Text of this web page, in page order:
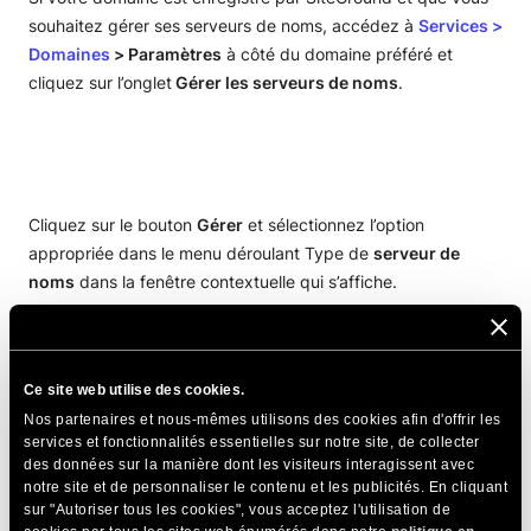
Ce site web utilise des cookies.
Nos partenaires et nous-mêmes utilisons des cookies afin d'offrir les
services et fonctionnalités essentielles sur notre site, de collecter
des données sur la manière dont les visiteurs interagissent avec
notre site et de personnaliser le contenu et les publicités. En cliquant
sur "Autoriser tous les cookies", vous acceptez l'utilisation de
Configurer votre site web
Sélectionnez un domaine pour votre site
Ajouter un protocole SSL à votre site
Géstion des domaines
Transférez votre domaine vers SiteGround
Gérer les informations du registrant de votre
domaine
Ajouter des domaines supplémentaires à votre site
Changer le nom de domaine de votre site
Géstion des e-mails
Créer des comptes e-mail
Maîtrisez les outils SiteGround
souhaitez gérer ses serveurs de noms, accédez à Services >
Domaines > Paramètres à côté du domaine préféré et
cliquez sur l’ongletGérer les serveurs de noms.
Cliquez sur le bouton Gérer et sélectionnez l’option
appropriée dans le menu déroulant Type de serveur de
noms dans la fenêtre contextuelle qui s’affiche.
Si votre domaine n’est pas enregistré auprès de SiteGround,
vous devez contacter votre registraire et modifier les
serveurs de noms via leurs interfaces. Consultezcet article
pour plus d’informations.